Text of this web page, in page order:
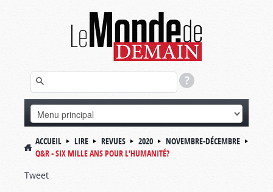
ACCUEIL LIRE REVUES 2020
NOVEMBRE-DÉCEMBRE
Q&R - SIX MILLE ANS POUR L'HUMANITÉ?
Tweet